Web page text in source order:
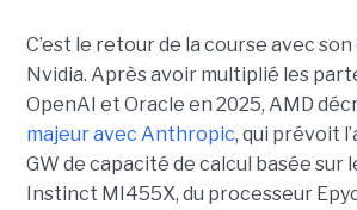
C’est le retour de la course avec
Nvidia. Après avoir multiplié les
OpenAI et Oracle en 2025, AMD
majeur avec Anthropic, qui prévoit
GW de capacité de calcul basée sur
Instinct MI455X, du processeur